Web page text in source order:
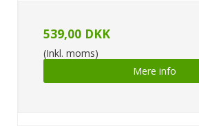
539,00 DKK
(Inkl. moms)
Mere info